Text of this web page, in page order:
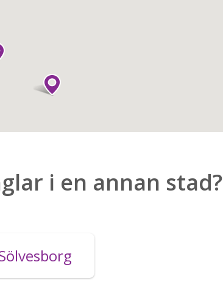
i en annan stad?